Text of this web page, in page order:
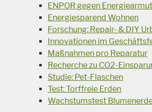
ENPOR gegen Energiearmut
Energiesparend Wohnen
Forschung: Repair- & DIY
Innovationen im
Maßnahmen pro Reparatur
Recherche zu CO2-
Studie: Pet-Flaschen
Test: Torffreie Erden
Wachstumstest